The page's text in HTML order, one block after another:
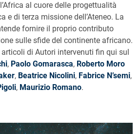
al cuore delle progettualità
e di terza missione dell’Ateneo. La
fornire il proprio contributo
sulle sfide del continente africano.
di Autori intervenuti fin qui sul
, Paolo Gomarasca, Roberto Moro
, Beatrice Nicolini, Fabrice N’semi,
, Maurizio Romano.